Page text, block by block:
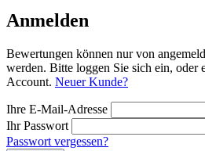
Anmelden
Bewertungen können nur von
werden. Bitte loggen Sie sich ein, oder
Account. Neuer Kunde?
Ihre E-Mail-Adresse
Ihr Passwort
Passwort vergessen?